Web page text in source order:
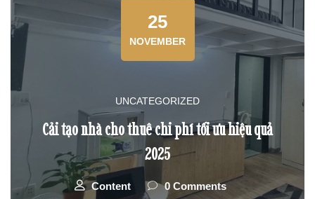
25
NOVEMBER
UNCATEGORIZED
Cải tạo nhà cho thuê chi phí tối ưu hiệu quả
2025
Content 0 Comments